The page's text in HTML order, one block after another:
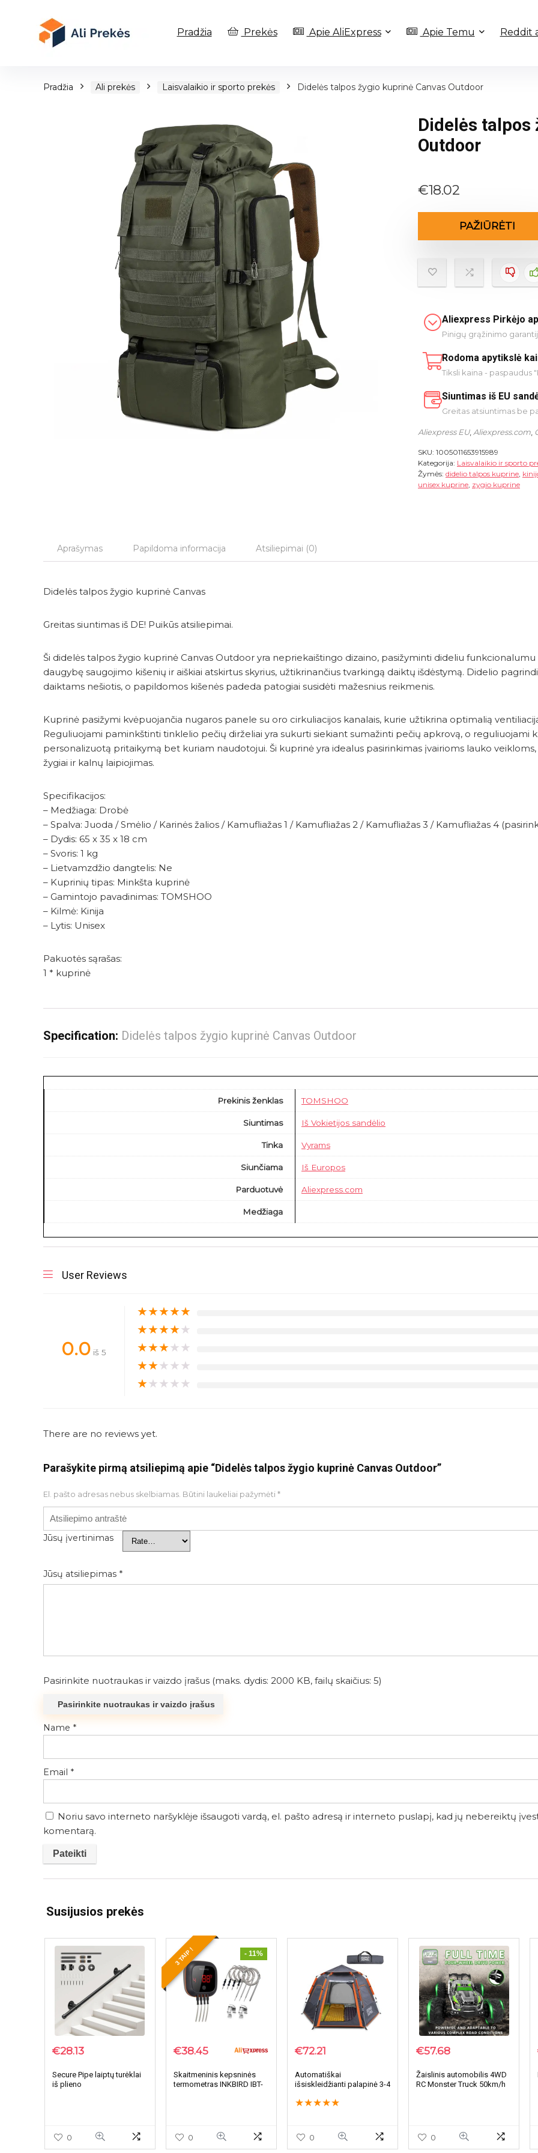
Pradžia Prekės Apie AliExpress Apie Temu Reddit
Pradžia Ali prekės Laisvalaikio ir sporto prekės Didelės talpos žygio kuprinė Canvas Outdoor
Didelės talpos
Outdoor
€18.02
PAŽIŪRĖTI
Aliexpress Pirkėjo
Pinigų grąžinimo
Rodoma apytikslė
Tiksli kaina - paspaudus
Siuntimas iš EU
Greitas atsiuntimas be
Aliexpress EU, Aliexpress.com
SKU: 1005011653915989
Kategorija: Laisvalaikio ir sporto
Žymės: didelio talpos kuprine,
unisex kuprine, zygio kuprine
Aprašymas Papildoma informacija Atsiliepimai (0)
Didelės talpos žygio kuprinė Canvas
Greitas siuntimas iš DE! Puikūs atsiliepimai.
Ši didelės talpos žygio kuprinė Canvas Outdoor yra nepriekaištingo dizaino, pasižyminti dideliu
daugybę saugojimo kišenių ir aiškiai atskirtus skyrius, užtikrinančius tvarkingą daiktų išdėstymą. Didelio
daiktams nešiotis, o papildomos kišenės padeda patogiai susidėti mažesnius reikmenis.
Kuprinė pasižymi kvėpuojančia nugaros panele su oro cirkuliacijos kanalais, kurie užtikrina optimalią
Reguliuojami paminkštinti tinklelio pečių dirželiai yra sukurti siekiant sumažinti pečių apkrovą, o reguliuojami
personalizuotą pritaikymą bet kuriam naudotojui. Ši kuprinė yra idealus pasirinkimas įvairioms lauko
žygiai ir kalnų laipiojimas.
Specifikacijos:
– Medžiaga: Drobė
– Spalva: Juoda / Smėlio / Karinės žalios / Kamufliažas 1 / Kamufliažas 2 / Kamufliažas 3 / Kamufliažas 4
– Dydis: 65 x 35 x 18 cm
– Svoris: 1 kg
– Lietvamzdžio dangtelis: Ne
– Kuprinių tipas: Minkšta kuprinė
– Gamintojo pavadinimas: TOMSHOO
– Kilmė: Kinija
– Lytis: Unisex
Pakuotės sąrašas:
1 * kuprinė
Specification: Didelės talpos žygio kuprinė Canvas Outdoor
Prekinis ženklas TOMSHOO
Siuntimas Iš Vokietijos sandėlio
Tinka Vyrams
Siunčiama Iš Europos
Parduotuvė Aliexpress.com
Medžiaga
User Reviews
0.0 iš 5
★★★★★
★★★★★
★★★★★
★★★★★
★★★★★
There are no reviews yet.
Parašykite pirmą atsiliepimą apie “Didelės talpos žygio kuprinė Canvas Outdoor”
El. pašto adresas nebus skelbiamas. Būtini laukeliai pažymėti *
Jūsų įvertinimas
Jūsų atsiliepimas *
Pasirinkite nuotraukas ir vaizdo įrašus (maks. dydis: 2000 KB, failų skaičius: 5)
Pasirinkite nuotraukas ir vaizdo įrašus
Name *
Email *
Noriu savo interneto naršyklėje išsaugoti vardą, el. pašto adresą ir interneto puslapį, kad jų nebereiktų
komentarą.
Susijusios prekės
€28.13
Secure Pipe laiptų turėklai
iš plieno
0
3 TAIP ! - 11%
€38.45
Skaitmeninis kepsninės
termometras INKBIRD IBT-
0
€72.21
Automatiškai
išsiskleidžianti palapinė 3-4
★★★★★
0
€57.68
Žaislinis automobilis 4WD
RC Monster Truck 50km/h
0